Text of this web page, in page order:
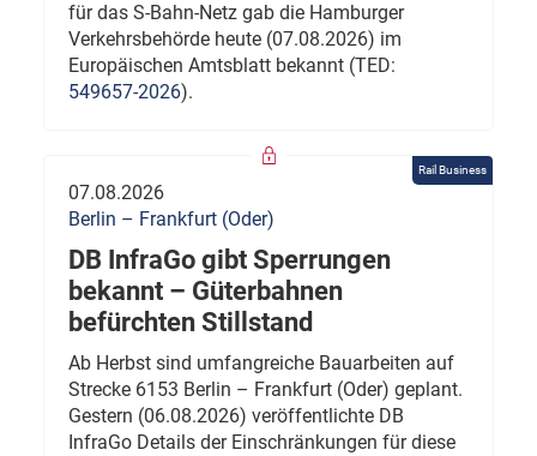
für das S-Bahn-Netz gab die Hamburger
Verkehrsbehörde heute (07.08.2026) im
Europäischen Amtsblatt bekannt (TED:
549657-2026).
Rail Business
07.08.2026
Berlin – Frankfurt (Oder)
DB InfraGo gibt Sperrungen
bekannt – Güterbahnen
befürchten Stillstand
Ab Herbst sind umfangreiche Bauarbeiten auf
Strecke 6153 Berlin – Frankfurt (Oder) geplant.
Gestern (06.08.2026) veröffentlichte DB
InfraGo Details der Einschränkungen für diese